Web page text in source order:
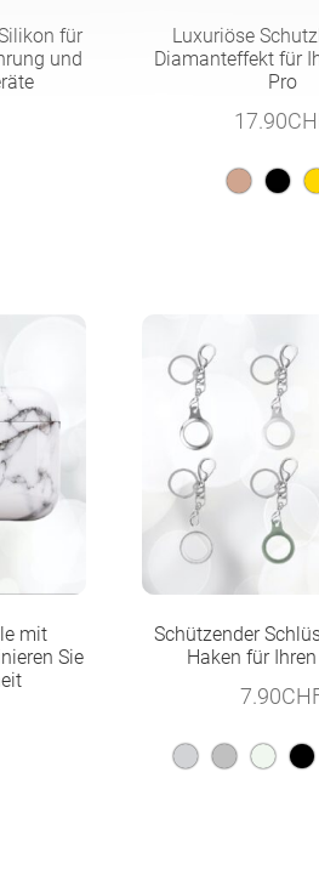
für
und
Luxuriöse
Diamanteffekt für
Pro
17.90
mit
Sie
Schützender
Haken für
7.90